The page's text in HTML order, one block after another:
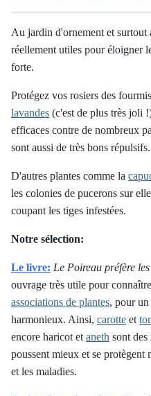
Au jardin d'ornement et surtout
réellement utiles pour éloigner
forte.
Protégez vos rosiers des
lavandes (c'est de plus très joli
efficaces contre de nombreux
sont aussi de très bons répulsifs.
D'autres plantes comme la
les colonies de pucerons sur
coupant les tiges infestées.
Notre sélection:
Le livre: Le Poireau préfère
ouvrage très utile pour
associations de plantes, pour
harmonieux. Ainsi, carotte et
encore haricot et aneth sont des
poussent mieux et se protègent
et les maladies.